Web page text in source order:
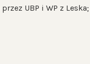
UBP i WP z